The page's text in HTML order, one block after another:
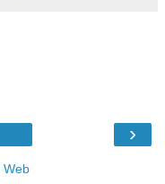
›
Web